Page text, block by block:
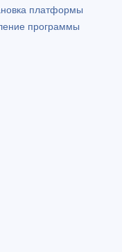
платформы
программы